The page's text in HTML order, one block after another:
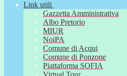
Link utili
Gazzetta Amministrativa
Albo Pretorio
MIUR
NoiPA
Comune di Acqui
Comune di Ponzone
Piattaforma SOFIA